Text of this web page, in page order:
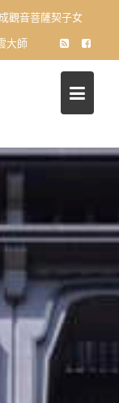
觀音菩薩契子女
大師